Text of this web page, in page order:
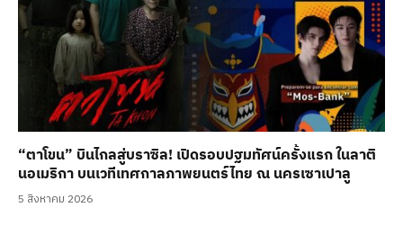
“ตาโขน” บินไกลสู่บราซิล! เปิดรอบปฐมทัศน์ครั้งแรก ในลาติ
นอเมริกา บนเวทีเทศกาลภาพยนตร์ไทย ณ นครเซาเปาลู
5 สิงหาคม 2026